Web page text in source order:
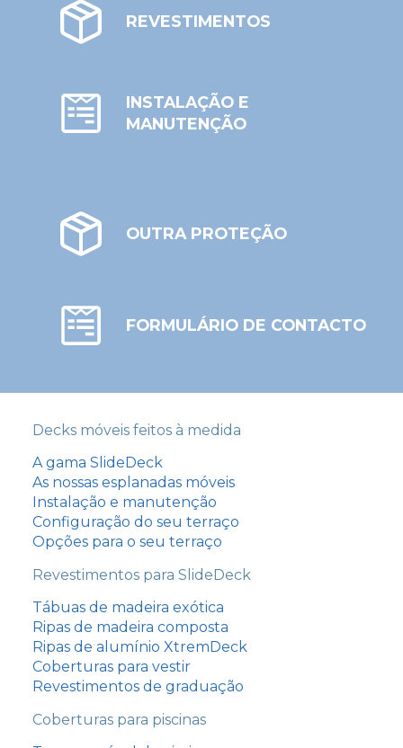
REVESTIMENTOS
INSTALAÇÃO E
MANUTENÇÃO
OUTRA PROTEÇÃO
FORMULÁRIO DE CONTACTO
Decks móveis feitos à medida
A gama SlideDeck
As nossas esplanadas móveis
Instalação e manutenção
Configuração do seu terraço
Opções para o seu terraço
Revestimentos para SlideDeck
Tábuas de madeira exótica
Ripas de madeira composta
Ripas de alumínio XtremDeck
Coberturas para vestir
Revestimentos de graduação
Coberturas para piscinas